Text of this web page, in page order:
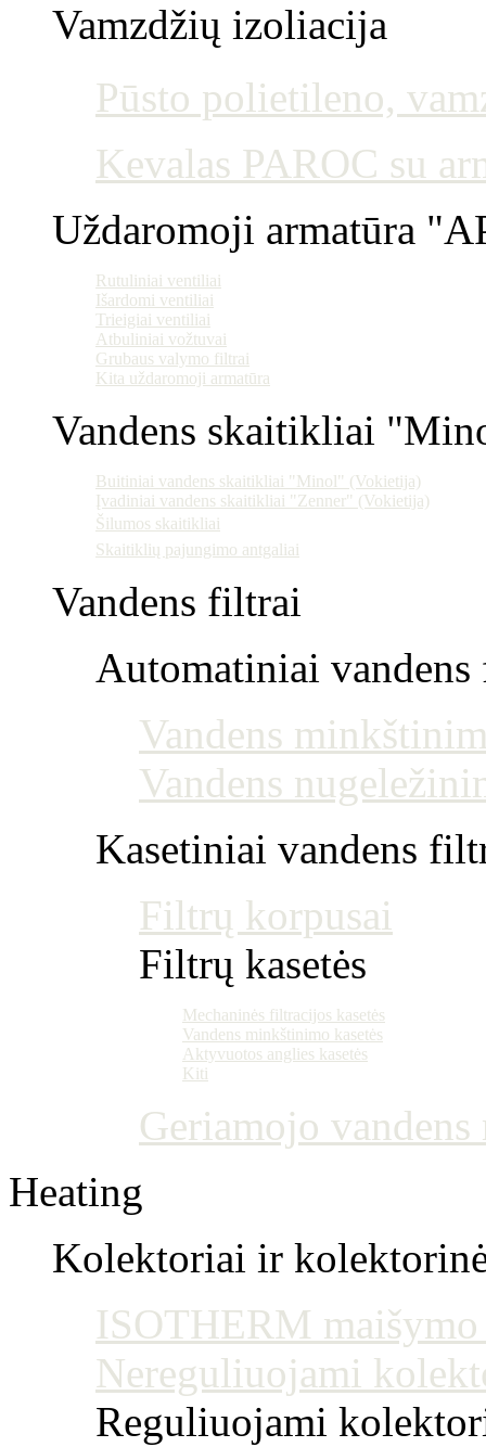
Vamzdžių izoliacija
Pūsto polietileno,
Kevalas PAROC su
Uždaromoji armatūra
Rutuliniai ventiliai
Išardomi ventiliai
Trieigiai ventiliai
Atbuliniai vožtuvai
Grubaus valymo filtrai
Kita uždaromoji armatūra
Vandens skaitikliai
Buitiniai vandens skaitikliai "Minol" (Vokietija)
Įvadiniai vandens skaitikliai "Zenner" (Vokietija)
Šilumos skaitikliai
Skaitiklių pajungimo antgaliai
Vandens filtrai
Automatiniai
Vandens
Vandens
Kasetiniai vandens
Filtrų korpusai
Filtrų kasetės
Mechaninės filtracijos kasetės
Vandens minkštinimo kasetės
Aktyvuotos anglies kasetės
Kiti
Geriamojo
Heating
Kolektoriai ir
ISOTHERM
Nereguliuojami
Reguliuojami